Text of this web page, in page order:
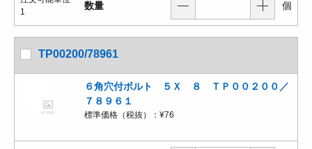
1
数量 個
TP00200/78961
６角穴付ボルト ５Ｘ ８ ＴＰ００２００／
７８９６１
標準価格（税抜）： ¥76